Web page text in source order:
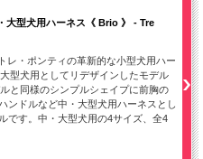
大型犬用ハーネス《 Brio 》 - Tre
レ・ポンティの革新的な小型犬用ハー
型犬用としてリデザインしたモデル
と同様のシンプルシェイプに前胸の
ンドルなど中・大型犬用ハーネスとし
です。中・大型犬用の4サイズ、全4